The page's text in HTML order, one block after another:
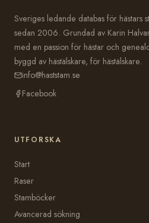
Sveriges ledande databas för hästars
sedan 2006. Grundad av Karin
med en passion för hästar och
byggd av hästälskare, för hästälskare.
info@haststam.se
Facebook
UTFORSKA
Start
Raser
Stamböcker
Avancerad sökning